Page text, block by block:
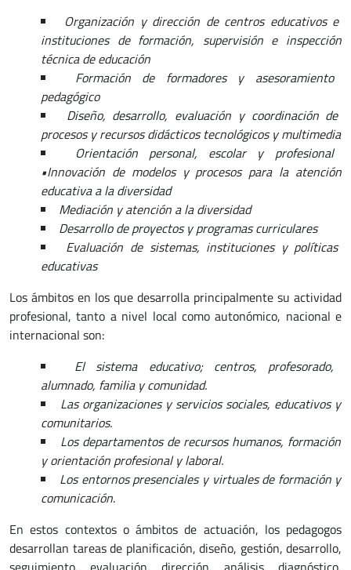
Organización y dirección de centros educativos e
instituciones de formación, supervisión e inspección
técnica de educación
Formación de formadores y asesoramiento
pedagógico
Diseño, desarrollo, evaluación y coordinación de
procesos y recursos didácticos tecnológicos y multimedia
Orientación personal, escolar y profesional
•Innovación de modelos y procesos para la atención
educativa a la diversidad
Mediación y atención a la diversidad
Desarrollo de proyectos y programas curriculares
Evaluación de sistemas, instituciones y políticas
educativas
Los ámbitos en los que desarrolla principalmente su actividad
profesional, tanto a nivel local como autonómico, nacional e
internacional son:
El sistema educativo; centros, profesorado,
alumnado, familia y comunidad.
Las organizaciones y servicios sociales, educativos y
comunitarios.
Los departamentos de recursos humanos, formación
y orientación profesional y laboral.
Los entornos presenciales y virtuales de formación y
comunicación.
En estos contextos o ámbitos de actuación, los pedagogos
desarrollan tareas de planificación, diseño, gestión, desarrollo,